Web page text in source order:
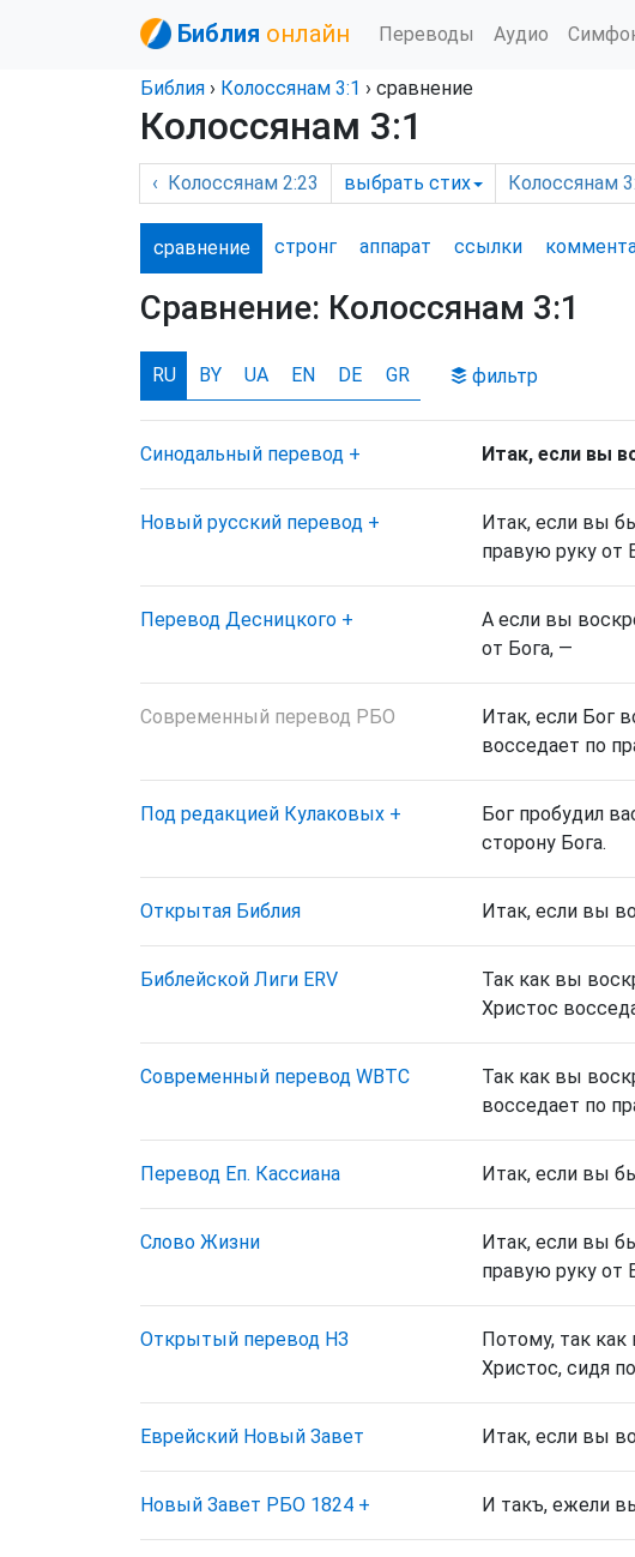
Библия онлайн Переводы Аудио
Библия › Колоссянам 3:1 › сравнение
Колоссянам 3:1
‹ Колоссянам 2:23 выбрать стих Колоссянам
сравнение стронг аппарат ссылки комм
Сравнение: Колоссянам 3:1
RU BY UA EN DE GR фильтр
Синодальный перевод + Итак, если вы
Новый русский перевод +
Итак, если вы
правую руку от
Перевод Десницкого +
А если вы
от Бога, —
Современный перевод РБО
Итак, если Бог
восседает по
Под редакцией Кулаковых + Бог пробудил
сторону Бога.
Открытая Библия Итак, если вы
Библейской Лиги ERV
Так как вы
Христос
Cовременный перевод WBTC
Так как вы
восседает по
Перевод Еп. Кассиана Итак, если вы
Слово Жизни
Итак, если вы
правую руку от
Открытый перевод НЗ
Потому, так
Христос, сидя
Еврейский Новый Завет Итак, если вы
Новый Завет РБО 1824 + И такъ, ежели